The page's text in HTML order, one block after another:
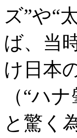
ズ”や“
ば、当
け日本
（“ハ
と驚く